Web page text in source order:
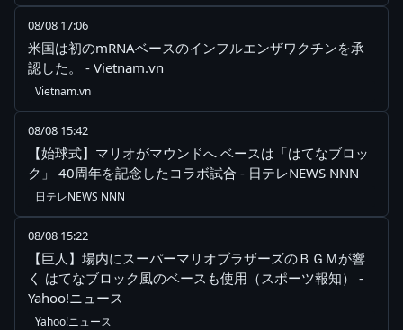
08/08 17:06
米国は初のmRNAベースのインフルエンザワクチンを承
認した。 - Vietnam.vn
Vietnam.vn
08/08 15:42
【始球式】マリオがマウンドへ ベースは「はてなブロッ
ク」 40周年を記念したコラボ試合 - 日テレNEWS NNN
日テレNEWS NNN
08/08 15:22
【巨人】場内にスーパーマリオブラザーズのＢＧＭが響
く はてなブロック風のベースも使用（スポーツ報知） -
Yahoo!ニュース
Yahoo!ニュース